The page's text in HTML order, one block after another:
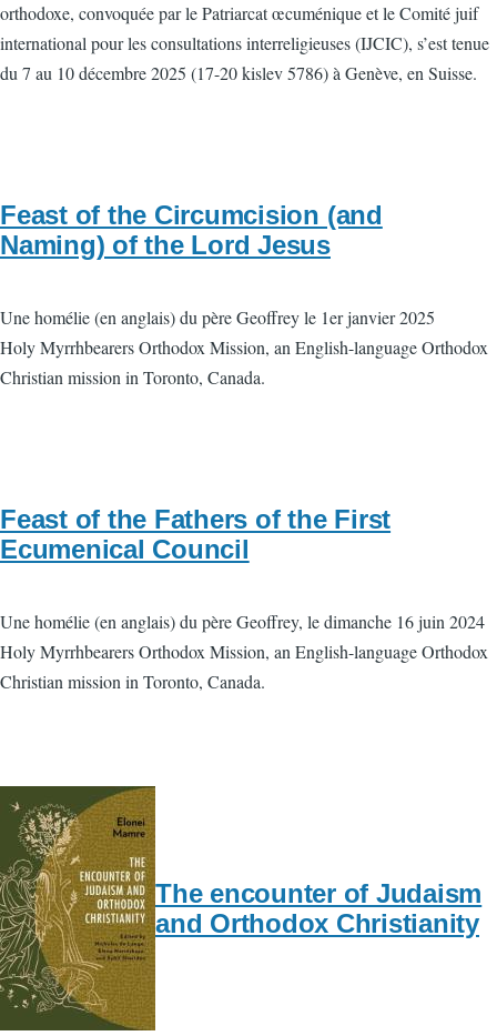
orthodoxe, convoquée par le Patriarcat œcuménique et le Comité juif
international pour les consultations interreligieuses (IJCIC), s’est tenue
du 7 au 10 décembre 2025 (17-20 kislev 5786) à Genève, en Suisse.
Feast of the Circumcision (and
Naming) of the Lord Jesus
Une homélie (en anglais) du père Geoffrey le 1er janvier 2025
Holy Myrrhbearers Orthodox Mission, an English-language Orthodox
Christian mission in Toronto, Canada.
Feast of the Fathers of the First
Ecumenical Council
Une homélie (en anglais) du père Geoffrey, le dimanche 16 juin 2024
Holy Myrrhbearers Orthodox Mission, an English-language Orthodox
Christian mission in Toronto, Canada.
The encounter of Judaism
and Orthodox Christianity